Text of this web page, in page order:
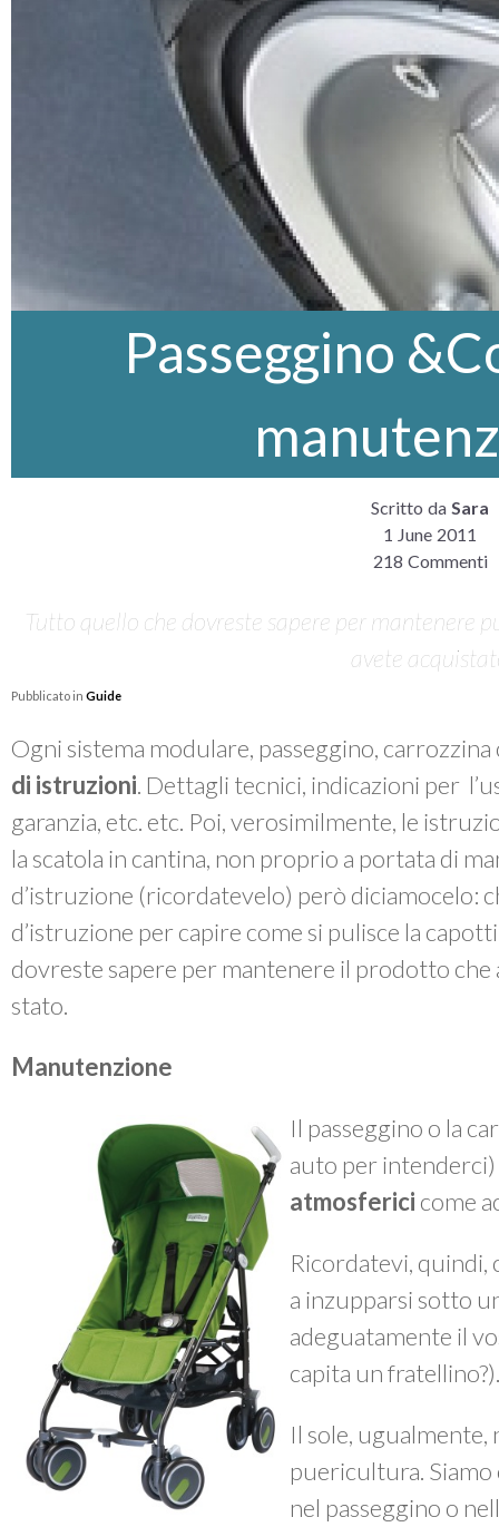
Passeggino
Scritto da Sara
1 June 2011
218 Commenti
Tutto quello che dovreste sapere per mantenere
avete
Pubblicato in Guide
Ogni sistema modulare, passeggino,
di istruzioni. Dettagli tecnici, indicazioni per
garanzia, etc. etc. Poi, verosimilmente, le
la scatola in cantina, non proprio a portata di
d’istruzione (ricordatevelo) però diciamocelo:
d’istruzione per capire come si pulisce la
dovreste sapere per mantenere il prodotto
stato.
Manutenzione
Il passeggino o la
auto per
atmosferici come
Ricordatevi, quindi,
a inzupparsi sotto
adeguatamente il
capita un fratellino?).
Il sole, ugualmente,
puericultura.
nel passeggino o